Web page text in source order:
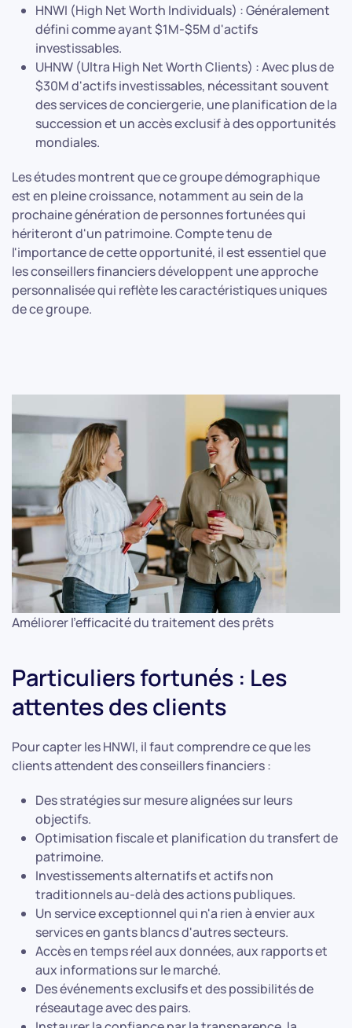
HNWI (High Net Worth Individuals) : Généralement
défini comme ayant $1M-$5M d'actifs
investissables.
UHNW (Ultra High Net Worth Clients) : Avec plus de
$30M d'actifs investissables, nécessitant souvent
des services de conciergerie, une planification de la
succession et un accès exclusif à des opportunités
mondiales.
Les études montrent que ce groupe démographique
est en pleine croissance, notamment au sein de la
prochaine génération de personnes fortunées qui
hériteront d'un patrimoine. Compte tenu de
l'importance de cette opportunité, il est essentiel que
les conseillers financiers développent une approche
personnalisée qui reflète les caractéristiques uniques
de ce groupe.
Améliorer l'efficacité du traitement des prêts
Particuliers fortunés : Les
attentes des clients
Pour capter les HNWI, il faut comprendre ce que les
clients attendent des conseillers financiers :
Des stratégies sur mesure alignées sur leurs
objectifs.
Optimisation fiscale et planification du transfert de
patrimoine.
Investissements alternatifs et actifs non
traditionnels au-delà des actions publiques.
Un service exceptionnel qui n'a rien à envier aux
services en gants blancs d'autres secteurs.
Accès en temps réel aux données, aux rapports et
aux informations sur le marché.
Des événements exclusifs et des possibilités de
réseautage avec des pairs.